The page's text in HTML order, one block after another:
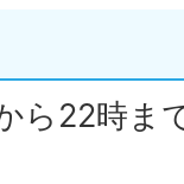
ら22時ま